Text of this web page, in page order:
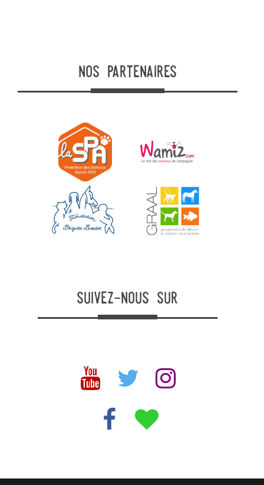
nos partenaires
suivez-nous sur